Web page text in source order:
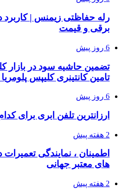
رله حفاظتی زیمنس |
برقی و قیمت
6 روز پیش
تضمین حاشیه سود در بازار
تامین کانتینری کلیپس
6 روز پیش
ارزانترین تلفن ابری برای
2 هفته پیش
اطمینان ، نمایندگی تعمیرات
های معتبر جهانی
2 هفته پیش